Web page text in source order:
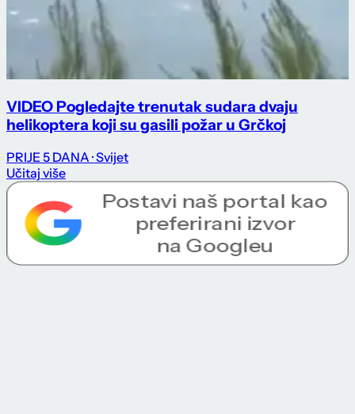
VIDEO Pogledajte trenutak sudara dvaju
helikoptera koji su gasili požar u Grčkoj
PRIJE 5 DANA · Svijet
Učitaj više